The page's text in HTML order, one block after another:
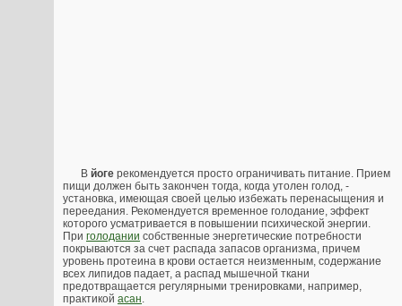
В йоге рекомендуется просто ограничивать питание. Прием
пищи должен быть закончен тогда, когда утолен голод, -
установка, имеющая своей целью избежать перенасыщения и
переедания. Рекомендуется временное голодание, эффект
которого усматривается в повышении психической энергии.
При голодании собственные энергетические потребности
покрываются за счет распада запасов организма, причем
уровень протеина в крови остается неизменным, содержание
всех липидов падает, а распад мышечной ткани
предотвращается регулярными тренировками, например,
практикой асан.